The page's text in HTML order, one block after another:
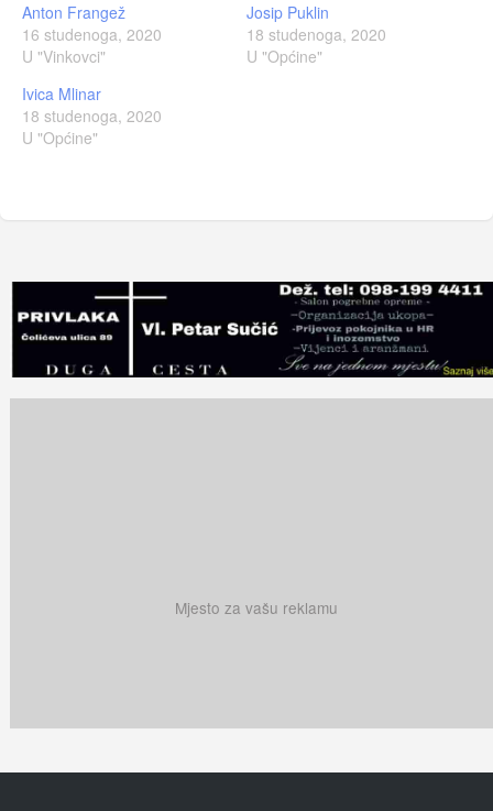
Anton Frangež
16 studenoga, 2020
U "Vinkovci"
Josip Puklin
18 studenoga, 2020
U "Općine"
Ivica Mlinar
18 studenoga, 2020
U "Općine"
Mjesto za vašu reklamu